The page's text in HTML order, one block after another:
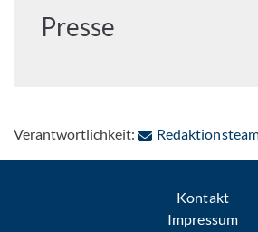
Presse
Verantwortlichkeit:
Kontakt
Impressum